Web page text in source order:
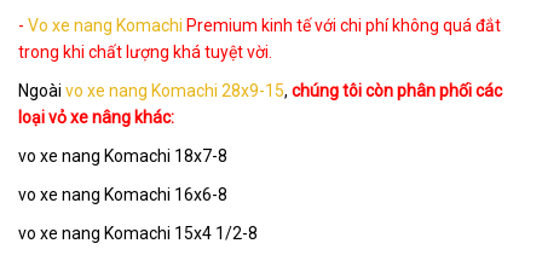
- Vo xe nang Komachi Premium kinh tế với chi phí không quá đắt
trong khi chất lượng khá tuyệt vời.
Ngoài vo xe nang Komachi 28x9-15, chúng tôi còn phân phối các
loại vỏ xe nâng khác:
vo xe nang Komachi 18x7-8
vo xe nang Komachi 16x6-8
vo xe nang Komachi 15x4 1/2-8